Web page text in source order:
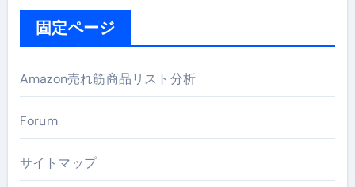
固定ページ
Amazon売れ筋商品リスト分析
Forum
サイトマップ